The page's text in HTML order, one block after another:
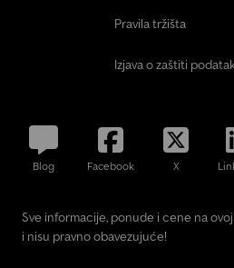
Pravila tržišta
Izjava o zaštiti
Blog Facebook X
Sve informacije, ponude i cene na
i nisu pravno obavezujuće!